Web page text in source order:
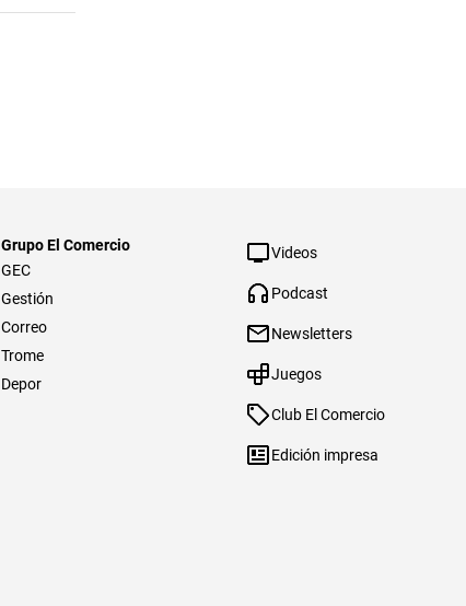
Grupo El Comercio
GEC
Gestión
Correo
Trome
Depor
Videos
Podcast
Newsletters
Juegos
Club El Comercio
Edición impresa